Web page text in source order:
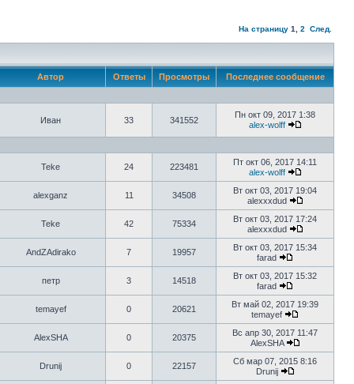
На страницу 1 2 След.
Автор Ответы Просмотры Последнее сообщение
Иван 33 341552
Пн окт 09, 2017 1:38
alex-wolff
Teke 24 223481
Пт окт 06, 2017 14:11
alex-wolff
alexganz 11 34508
Вт окт 03, 2017 19:04
alexxxdud
Teke 42 75334
Вт окт 03, 2017 17:24
alexxxdud
AndZAdirako 7 19957
Вт окт 03, 2017 15:34
farad
петр 3 14518
Вт окт 03, 2017 15:32
farad
temayef 0 20621
Вт май 02, 2017 19:39
temayef
AlexSHA 0 20375
Вс апр 30, 2017 11:47
AlexSHA
Drunij 0 22157
Сб мар 07, 2015 8:16
Drunij